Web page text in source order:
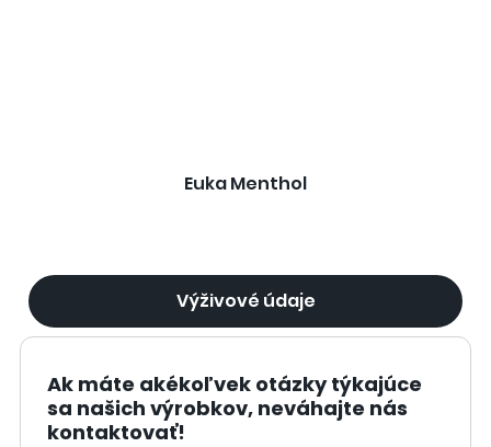
Euka Menthol
Výživové údaje
Ak máte akékoľvek otázky týkajúce
sa našich výrobkov, neváhajte nás
kontaktovať!